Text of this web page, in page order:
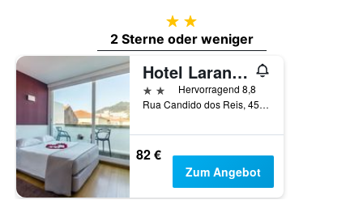
2 Sterne
2 Sterne oder weniger
Hotel Laranjeira
2 SterneHervorragend 8,8
Rua Candido dos Reis, 45, Viana do Castelo, Distrikt Viana do Castelo, Portugal
82 €
Zum Angebot